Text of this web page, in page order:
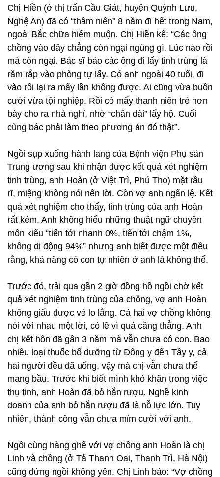
Chị Hiền (ở thị trấn Cầu Giát, huyện Quỳnh Lưu,
Nghệ An) đã có “thâm niên” 8 năm đi hết trong Nam,
ngoài Bắc chữa hiếm muộn. Chị Hiền kể: “Các ông
chồng vào đây chẳng còn ngại ngùng gì. Lúc nào rồi
mà còn ngại. Bác sĩ bảo các ông đi lấy tinh trùng là
răm rắp vào phòng tự lấy. Có anh ngoài 40 tuổi, đi
vào rồi lại ra mấy lần không được. Ai cũng vừa buồn
cười vừa tội nghiệp. Rồi có mấy thanh niên trẻ hơn
bày cho ra nhà nghỉ, nhờ “chân dài” lấy hộ. Cuối
cùng bác phải làm theo phương án đó thật”.
Ngồi sụp xuống hành lang của Bệnh viện Phụ sản
Trung ương sau khi nhận được kết quả xét nghiệm
tinh trùng, anh Hoàn (ở Việt Trì, Phú Thọ) mặt rầu
rĩ, miệng không nói nên lời. Còn vợ anh ngấn lệ. Kết
quả xét nghiệm cho thấy, tinh trùng của anh Hoàn
rất kém. Anh không hiểu những thuật ngữ chuyên
môn kiểu “tiến tới nhanh 0%, tiến tới chậm 1%,
không di động 94%” nhưng anh biết được một điều
rằng, khả năng có con tự nhiên ở anh là không thể.
Trước đó, trải qua gần 2 giờ đồng hồ ngồi chờ kết
quả xét nghiệm tinh trùng của chồng, vợ anh Hoàn
không giấu được vẻ lo lắng. Cả hai vợ chồng không
nói với nhau một lời, có lẽ vì quá căng thẳng. Anh
chị kết hôn đã gần 3 năm mà vẫn chưa có con. Bao
nhiêu loại thuốc bổ dưỡng từ Đông y đến Tây y, cả
hai người đều đã uống, vậy mà chị vẫn chưa thể
mang bầu. Trước khi biết mình khó khăn trong việc
thụ tinh, anh Hoàn đã bỏ hẳn rượu. Nghề kinh
doanh của anh bỏ hẳn rượu đã là nỗ lực lớn. Tuy
nhiên, thành công vẫn chưa mỉm cười với anh.
Ngồi cùng hàng ghế với vợ chồng anh Hoàn là chị
Linh và chồng (ở Tả Thanh Oai, Thanh Trì, Hà Nội)
cũng đứng ngồi không yên. Chị Linh bảo: “Vợ chồng